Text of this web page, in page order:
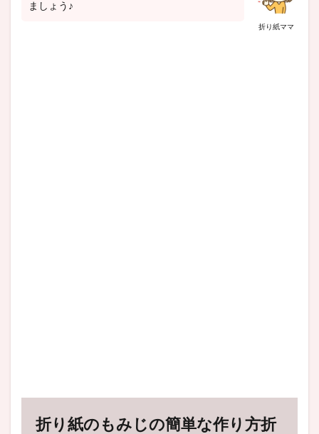
折り紙ママ
ましょう♪
折り紙のもみじの簡単な作り方折